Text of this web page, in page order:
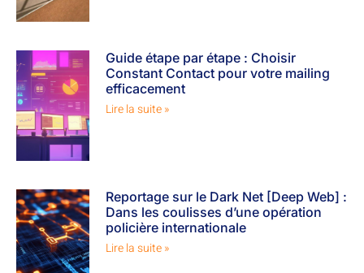
Guide étape par étape : Choisir
Constant Contact pour votre mailing
efficacement
Lire la suite »
Reportage sur le Dark Net [Deep Web] :
Dans les coulisses d’une opération
policière internationale
Lire la suite »